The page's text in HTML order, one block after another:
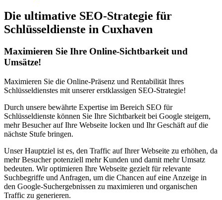
Die ultimative SEO-Strategie für
Schlüsseldienste in Cuxhaven
Maximieren Sie Ihre Online-Sichtbarkeit und
Umsätze!
Maximieren Sie die Online-Präsenz und Rentabilität Ihres
Schlüsseldienstes mit unserer erstklassigen SEO-Strategie!
Durch unsere bewährte Expertise im Bereich SEO für
Schlüsseldienste können Sie Ihre Sichtbarkeit bei Google steigern,
mehr Besucher auf Ihre Webseite locken und Ihr Geschäft auf die
nächste Stufe bringen.
Unser Hauptziel ist es, den Traffic auf Ihrer Webseite zu erhöhen, da
mehr Besucher potenziell mehr Kunden und damit mehr Umsatz
bedeuten. Wir optimieren Ihre Webseite gezielt für relevante
Suchbegriffe und Anfragen, um die Chancen auf eine Anzeige in
den Google-Suchergebnissen zu maximieren und organischen
Traffic zu generieren.